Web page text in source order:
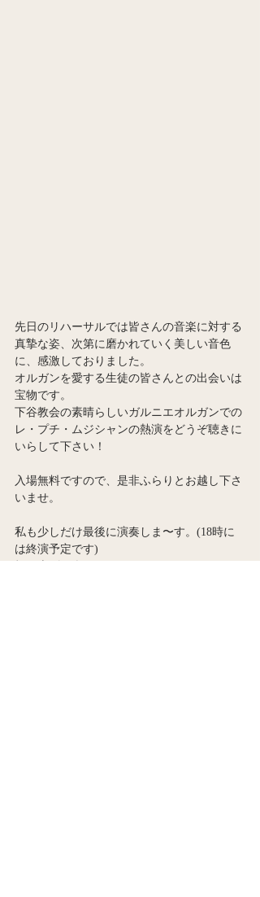
先日のリハーサルでは皆さんの音楽に対する
真摯な姿、次第に磨かれていく美しい音色
に、感激しておりました。
オルガンを愛する生徒の皆さんとの出会いは
宝物です。
下谷教会の素晴らしいガルニエオルガンでの
レ・プチ・ムジシャンの熱演をどうぞ聴きに
いらして下さい！
入場無料ですので、是非ふらりとお越し下さ
いませ。
私も少しだけ最後に演奏しま〜す。(18時に
は終演予定です)